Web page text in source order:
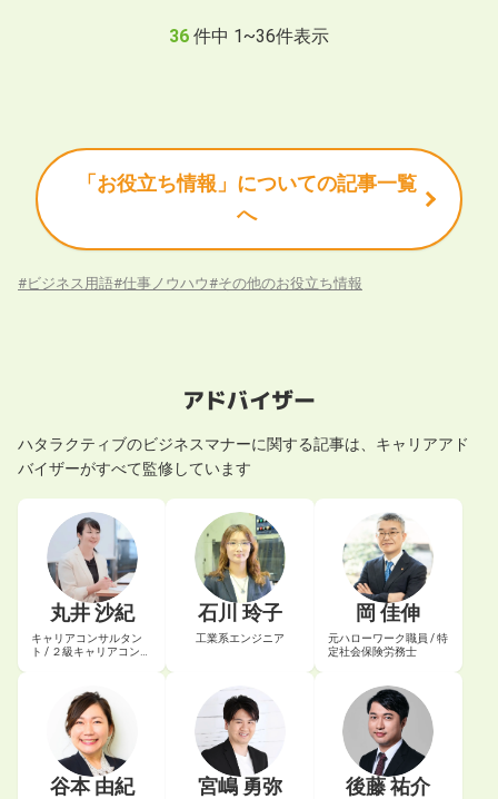
36 件中 1~36件表示
「お役立ち情報」についての記事一覧
へ
#ビジネス用語#仕事ノウハウ#その他のお役立ち情報
アドバイザー
ハタラクティブのビジネスマナーに関する記事は、キャリアアド
バイザーがすべて監修しています
丸井 沙紀
キャリアコンサルタン
ト / ２級キャリアコンサ
石川 玲子
工業系エンジニア
岡 佳伸
元ハローワーク職員 / 特
定社会保険労務士
谷本 由紀 宮嶋 勇弥 後藤 祐介